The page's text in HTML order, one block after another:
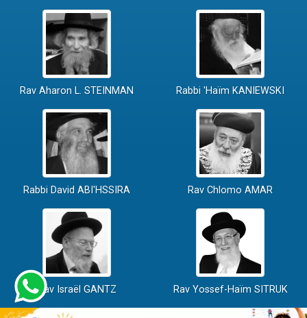
Rav Aharon L. STEINMAN Rabbi 'Haïm KANIEWSKI
Rabbi David ABI'HSSIRA Rav Chlomo AMAR
Rav Israël GANTZ Rav Yossef-Haïm SITRUK